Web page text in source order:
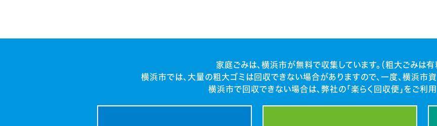
家庭ごみは、横浜市が無料で収集しています。（粗大ごみは有
横浜市では、大量の粗大ゴミは回収できない場合がありますので、一度、横浜市
横浜市で回収できない場合は、弊社の「楽らく回収便」をご利用